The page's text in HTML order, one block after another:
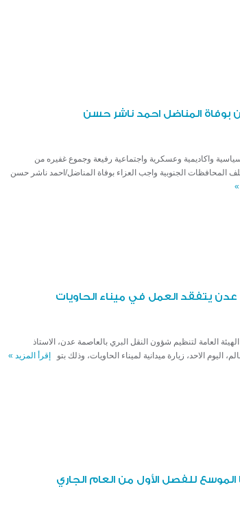
بوفاة المناضل احمد ناشر حسن
واكاديمية وعسكرية واجتماعية رفيعة وجموع غفيره من
المحافظات الجنوبية واجب العزاء بوفاة المناضل/احمد ناشر حسن
»
يتفقد العمل في ميناء الحاويات
العامة لتنظيم شؤون النقل البري بالعاصمة عدن، الاستاذ
اليوم الاحد، زيارة ميدانية لميناء الحاويات، وذلك بتو
إقرأ المزيد »
للفصل الأول من العام الجاري